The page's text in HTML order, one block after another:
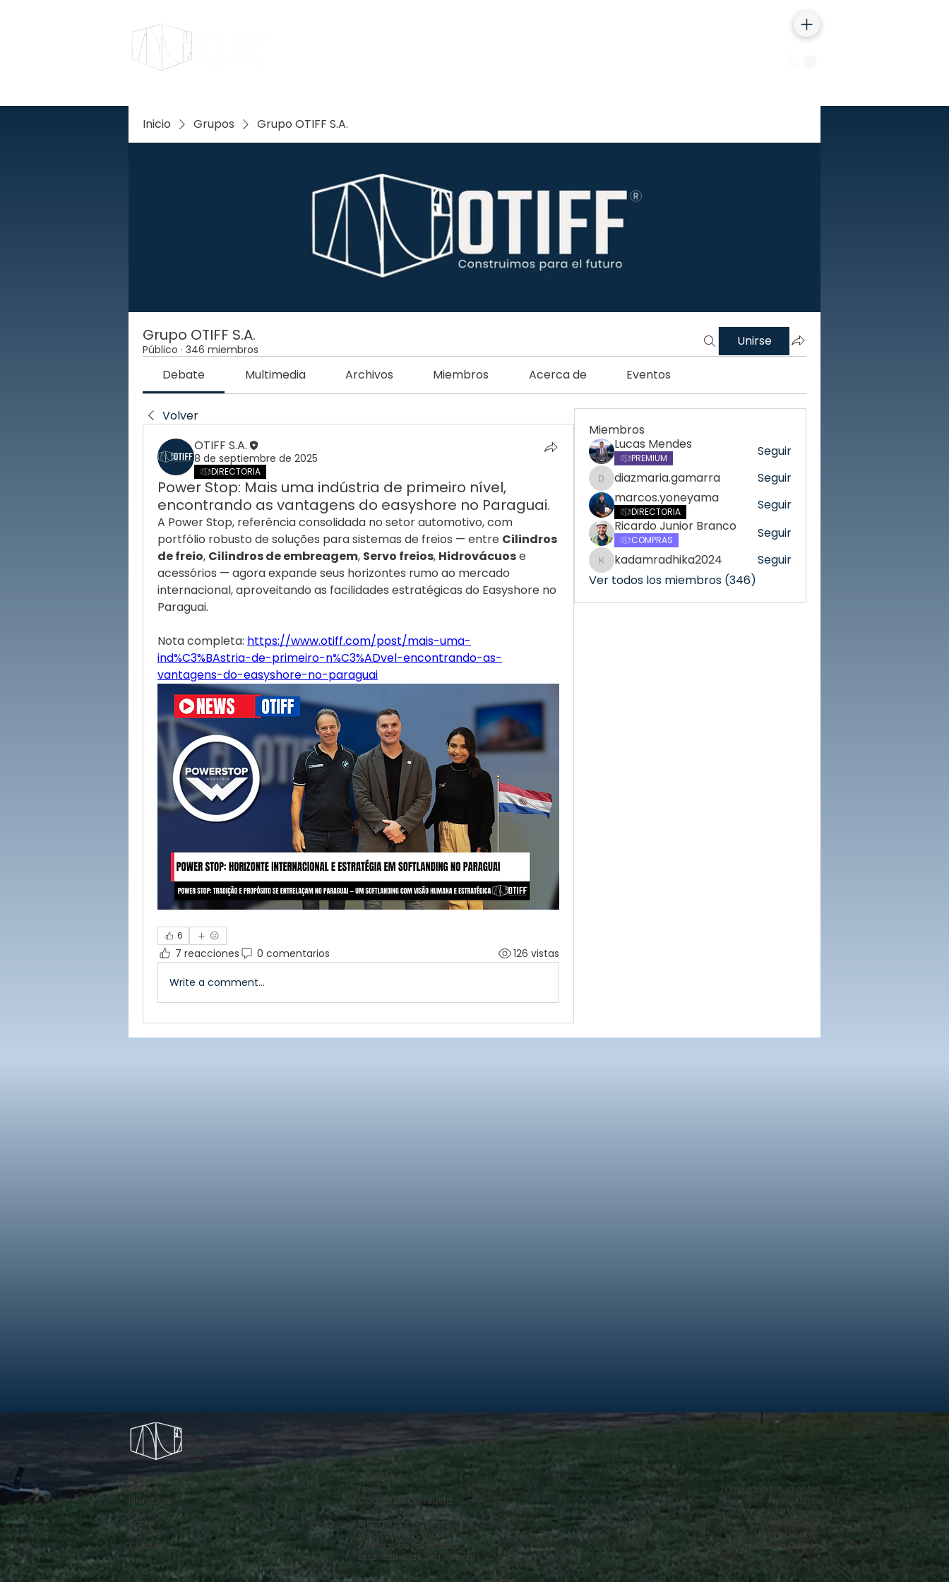
Inicio Grupos Grupo OTIFF S.A.
Grupo OTIFF S.A.
Público · 346 miembros
Unirse
Debate Multimedia Archivos Miembros Acerca de Eventos
Volver
OTIFF S.A.
8 de septiembre de 2025
DIRECTORIA
Power Stop: Mais uma indústria de primeiro nível,
encontrando as vantagens do easyshore no Paraguai.
A Power Stop, referência consolidada no setor automotivo, com
portfólio robusto de soluções para sistemas de freios — entre Cilindros
de freio, Cilindros de embreagem, Servo freios, Hidrovácuos e
acessórios — agora expande seus horizontes rumo ao mercado
internacional, aproveitando as facilidades estratégicas do Easyshore no
Paraguai.
Nota completa: https://www.otiff.com/post/mais-uma-
ind%C3%BAstria-de-primeiro-n%C3%ADvel-encontrando-as-
vantagens-do-easyshore-no-paraguai
6
7 reacciones 0 comentarios 126 vistas
Write a comment...
Miembros
Lucas Mendes
PREMIUM Seguir
diazmaria.gamarra
diazmaria.gamarra
Seguir
marcos.yoneyama
DIRECTORIA
Seguir
Ricardo Junior Branco
COMPRAS Seguir
kadamradhika2024
kadamradhika2024
Seguir
Ver todos los miembros (346)
Home
Grupos
Miembros
Servicios
Sobre
Galería
Clientes
Contacto
News
Código de Conducta
Catastro de Proveedores
Trabaje con Nosotros
Lista de Programas
Políticas de Privacidad
Estándares de Seg. Infantil
Formulario Estudiantes
Presupuesto
Perfil del Usuário
Mis Grupos
Notificaciones
Ajustes de la Cuenta